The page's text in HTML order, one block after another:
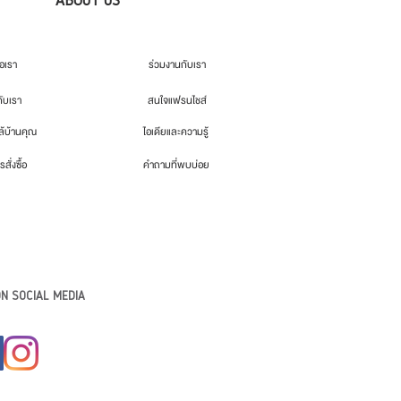
รา
เรา
บ้านคุณ
สั่งซื้อ
ร่วมงานกับเรา
สนใจแฟรนไชส์
ไอเดียและความรู้
คำถามที่พบบ่อย
SOCIAL MEDIA